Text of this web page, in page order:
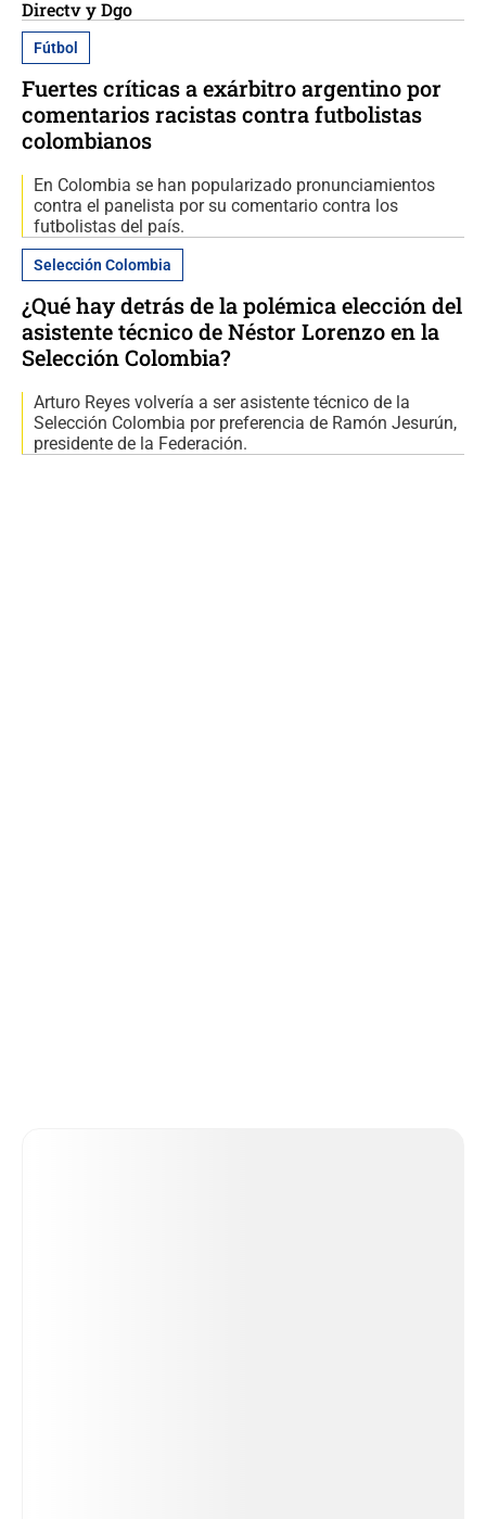
Directv y Dgo
Fútbol
Fuertes críticas a exárbitro argentino por
comentarios racistas contra futbolistas
colombianos
En Colombia se han popularizado pronunciamientos
contra el panelista por su comentario contra los
futbolistas del país.
Selección Colombia
¿Qué hay detrás de la polémica elección del
asistente técnico de Néstor Lorenzo en la
Selección Colombia?
Arturo Reyes volvería a ser asistente técnico de la
Selección Colombia por preferencia de Ramón Jesurún,
presidente de la Federación.